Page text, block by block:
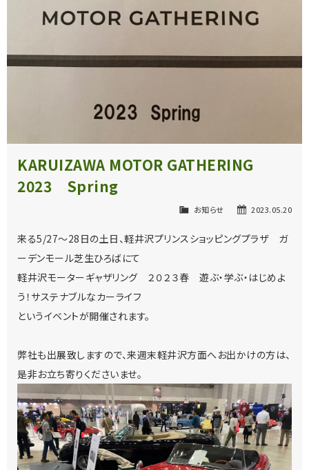
KARUIZAWA MOTOR GATHERING
2023 Spring
2023.05.20
お知らせ
来る5/27～28日の土日、軽井沢プリンスショッピングプラザ ガ
ーデンモール芝生ひろばにて
軽井沢モーターギャザリング ２０２３春 遊ぶ・学ぶ・はじめよ
う！サステナブルなカーライフ
というイベントが開催されます。
弊社も出展致しますので、来週末軽井沢方面へお出かけの方は、
是非お立ち寄りくださいませ。